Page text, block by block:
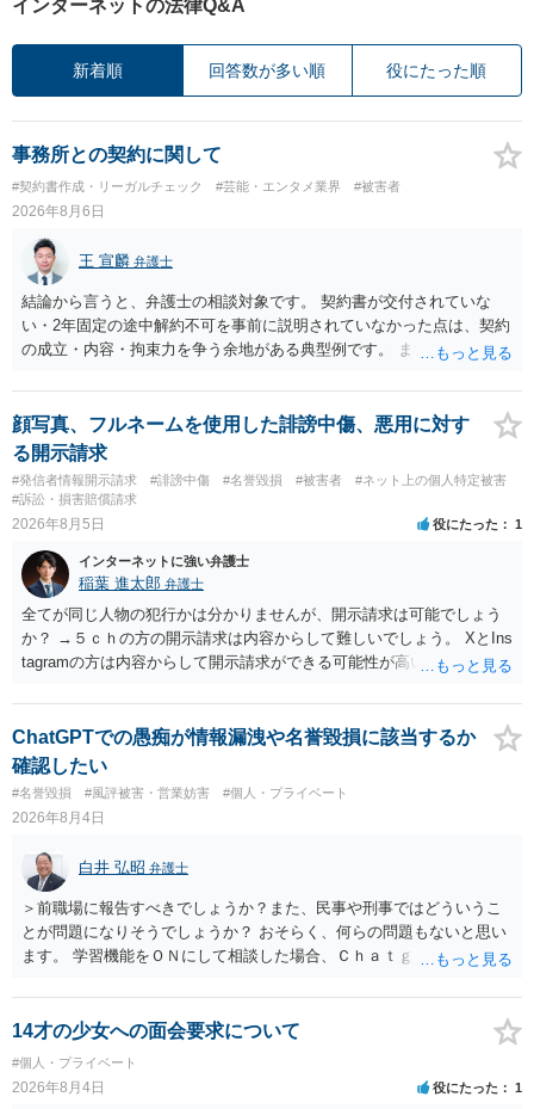
インターネットの法律Q&A
新着順 回答数が多い順 役にたった順
事務所との契約に関して
#契約書作成・リーガルチェック #芸能・エンタメ業界 #被害者
2026年8月6日
王 宣麟 弁護士
結論から言うと、弁護士の相談対象です。 契約書が交付されていな
い・2年固定の途中解約不可を事前に説明されていなかった点は、契約
の成立・内容・拘束力を争う余地がある典型例です。 まずは、運営と
みてはいかがでしょうか。 また同時並行で（もしまだされていないの
であれば）書面で退所意思の明確化はしておくべきだと考えます。
顔写真、フルネームを使用した誹謗中傷、悪用に対す
る開示請求
#発信者情報開示請求 #誹謗中傷 #名誉毀損 #被害者
#ネット上の個人特定被害
#訴訟・損害賠償請求
2026年8月5日 役にたった 1
インターネットに強い弁護士
稲葉 進太郎 弁護士
全てが同じ人物の犯行かは分かりませんが、開示請求は可能でしょう
か？ →５ｃｈの方の開示請求は内容からして難しいでしょう。 XとIns
tagramの方は内容からして開示請求ができる可能性が高いでしょう。
いでしょう。７月中にアカウントが削除されている場合、今から進め
ても失敗する可能性が高いように思われます。 相手を特定できた場
合、相手に全ての弁護士費用を負担させることは可能でしょうか？ →
訴訟外の交渉で相手方が認めれば負担させることができるでしょう。
訴訟で判決となった場合は、実際の弁護士費用が認められる場合と認
められない場合があり何ともいえないところでしょう。
ChatGPTでの愚痴が情報漏洩や名誉毀損に該当するか
確認したい
#名誉毀損 #風評被害・営業妨害 #個人・プライベート
2026年8月4日
白井 弘昭 弁護士
＞前職場に報告すべきでしょうか？また、民事や刑事ではどういうこ
とが問題になりそうでしょうか？ おそらく、何らの問題もないと思い
ます。 学習機能をＯＮにして相談した場合、Ｃｈａｔｇｐｔがｏｐｅ
する可能性がありますが、個人名や会社名を特定していない限り、一
般論として抽象化されて回答に織り込まれる可能性が生じるにすぎま
せんので、その情報自体が、秘密情報に当たるとは思えませんし、名
誉棄損として、個人や会社に対する誹謗中傷の不特定多数への公開に
当たるとも思われません。 もちろん、誰がその内容をｃｈａｔｇｐｔ
14才の少女への面会要求について
#個人・プライベート
2026年8月4日 役にたった 1